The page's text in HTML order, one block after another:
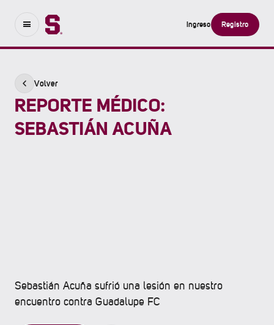
Ingreso Registro
Volver
REPORTE MÉDICO:
SEBASTIÁN ACUÑA
Sebastián Acuña sufrió una lesión en nuestro
encuentro contra Guadalupe FC